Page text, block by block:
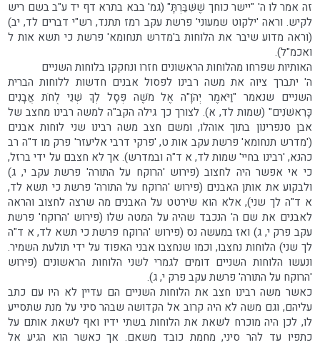
זה אמר לו ה' "יישר כוחך שֶׁשִּׁבַּרְתָּ" (גמ' בבא בתרא דף יד ע"ב בשם ריש
לקיש. וראה 'ילקוט שמעוני' פרשת עקב רמז תתנד, רש"י דברים לד, יב)
(וראה מדוע שיבר את הלוחות ב'מדרש תנחומא' פרשת כי תשא אות ל
ואכמ"ל).
האותיות שפרחו מהלוחות הראשונים חזרו ונחקקו בלוחות השניים
ה' יתברך ציוה את משה רבינו לפסול אבנים חדשות ללוחות הברית
השניים שנאמר "וַיֹּאמֶר יְהֹוָ"ה אֶל מֹשֶׁה פְּסָל לְךָ שְׁנֵי לֻחֹת אֲבָנִים
כָּרִאשֹׁנִים" (שמות לד, א). לצורך כך גילה הקב"ה למשה רבינו מחצב של
אבן סנפרינון בתוך אוהלו, ומשם חצב משה רבינו שני לוחות אבנים
('מדרש תנחומא' פרשת עקב אות ט, 'פרקי דרבי אליעזר' פרק מו ד"ה רב
כהנא, 'רבינו בחיי' שמות לד, א ד"ה ובמדרש). אך לא חצבם על ידי ברזל,
כי אי אפשר היה לחצוב (פירוש 'הרוקח על התורה' פרשת עקב י, ג)
ולבקוע את אותן האבנים (פירוש 'הרוקח על התורה' פרשת כי תשא לד,
א ד"ה לך שני), אלא הוא שׂירטט על האבנים מה שרצה לחצוב והראה
לאבנים את שם ה' הנכבד שהיה על המטה שלו (פירוש 'הרוקח' פרשת
עקב פרק י, ג) ואז במעשה נס (פירוש 'הרוקח פרשת כי תשא לד, א ד"ה
לך שני) הלוחות נחצבו, וכמו שנחצבו אבני האפוד על ידי תולעת השמיר.
ונעשו הלוחות השניים דומים לגמרי לשני הלוחות הראשונים (פירוש
'הרוקח על התורה' פרשת עקב פרק י, ג).
כאשר משה רבינו חצב את הלוחות השניים הם עדיין לא היו עם כתב
עליהם, וגם משה לא היה קרוב אל הקדושה שבהר סיני על מנת שתסייע
לו, לכן היה מוכרח לשאת את הלוחות בשתי ידיו ואף לשאת אותם על
כתפיו עד להר סיני, מחמת כובד משאם. אך כאשר הוא הגיע אל